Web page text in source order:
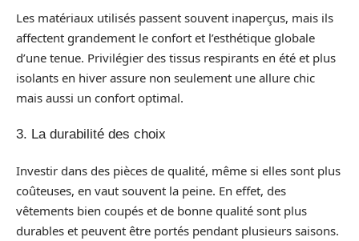
Les matériaux utilisés passent souvent inaperçus, mais ils
affectent grandement le confort et l’esthétique globale
d’une tenue. Privilégier des tissus respirants en été et plus
isolants en hiver assure non seulement une allure chic
mais aussi un confort optimal.
3. La durabilité des choix
Investir dans des pièces de qualité, même si elles sont plus
coûteuses, en vaut souvent la peine. En effet, des
vêtements bien coupés et de bonne qualité sont plus
durables et peuvent être portés pendant plusieurs saisons.